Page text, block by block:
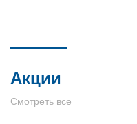
Акции
Смотреть все